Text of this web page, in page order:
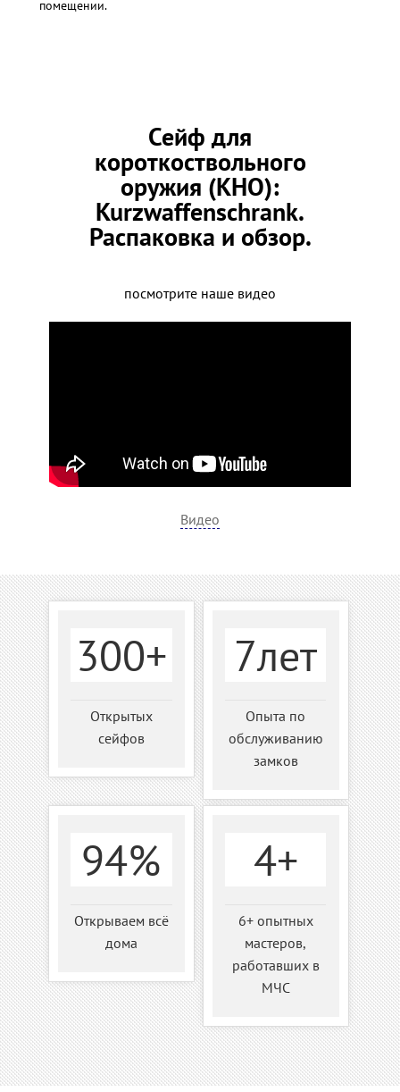
помещении.
Сейф для
короткоствольного
оружия (КНО):
Kurzwaffenschrank.
Распаковка и обзор.
посмотрите наше видео
Видео
300+
Открытых
сейфов
7лет
Опыта по
обслуживанию
замков
94%
Открываем всё
дома
4+
6+ опытных
мастеров,
работавших в
МЧС